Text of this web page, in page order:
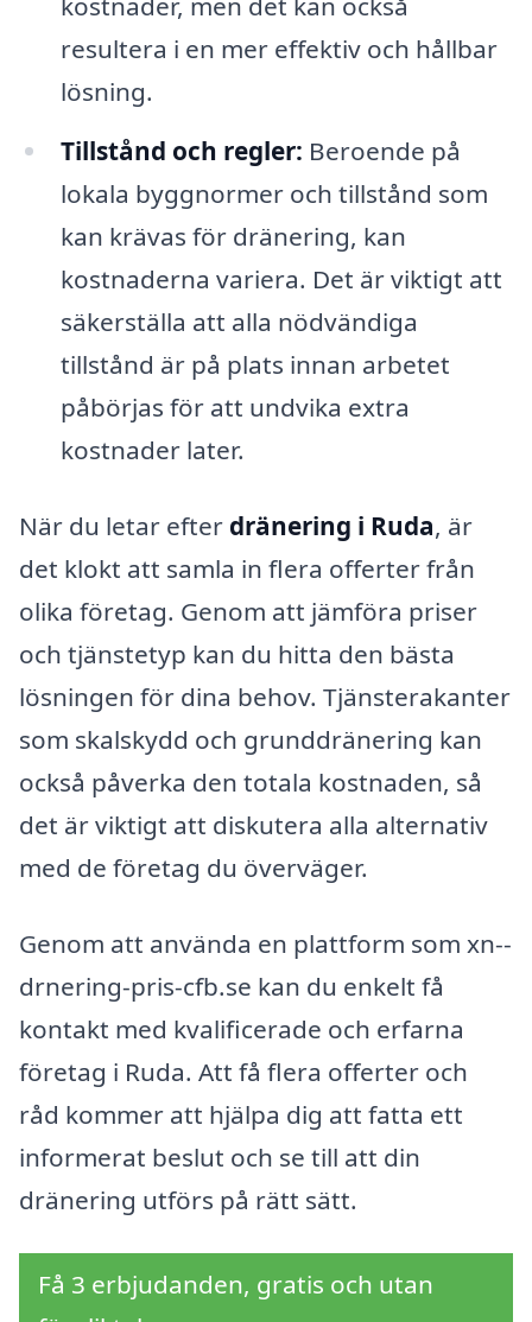
resultera i en mer effektiv och hållbar
lösning.
Tillstånd och regler: Beroende på
lokala byggnormer och tillstånd som
kan krävas för dränering, kan
kostnaderna variera. Det är viktigt att
säkerställa att alla nödvändiga
tillstånd är på plats innan arbetet
påbörjas för att undvika extra
kostnader later.
När du letar efter dränering i Ruda, är
det klokt att samla in flera offerter från
olika företag. Genom att jämföra priser
och tjänstetyp kan du hitta den bästa
lösningen för dina behov. Tjänsterakanter
som skalskydd och grunddränering kan
också påverka den totala kostnaden, så
det är viktigt att diskutera alla alternativ
med de företag du överväger.
Genom att använda en plattform som xn--
drnering-pris-cfb.se kan du enkelt få
kontakt med kvalificerade och erfarna
företag i Ruda. Att få flera offerter och
råd kommer att hjälpa dig att fatta ett
informerat beslut och se till att din
dränering utförs på rätt sätt.
Få 3 erbjudanden, gratis och utan